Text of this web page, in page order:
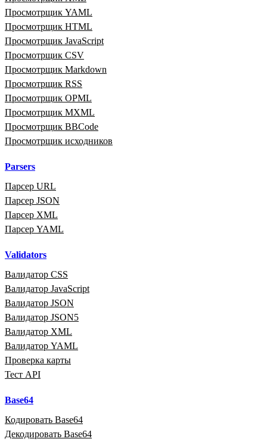
Просмотрщик YAML
Просмотрщик HTML
Просмотрщик JavaScript
Просмотрщик CSV
Просмотрщик Markdown
Просмотрщик RSS
Просмотрщик OPML
Просмотрщик MXML
Просмотрщик BBCode
Просмотрщик исходников
Parsers
Парсер URL
Парсер JSON
Парсер XML
Парсер YAML
Validators
Валидатор CSS
Валидатор JavaScript
Валидатор JSON
Валидатор JSON5
Валидатор XML
Валидатор YAML
Проверка карты
Тест API
Base64
Кодировать Base64
Декодировать Base64